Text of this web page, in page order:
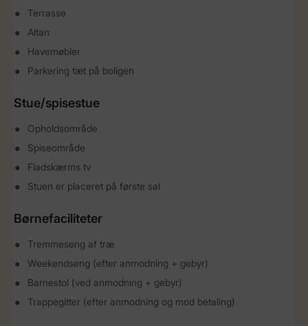
Terrasse
Altan
Havemøbler
Parkering tæt på boligen
Stue/spisestue
Opholdsområde
Spiseområde
Fladskærms tv
Stuen er placeret på første sal
Børnefaciliteter
Tremmeseng af træ
Weekendseng (efter anmodning + gebyr)
Barnestol (ved anmodning + gebyr)
Trappegitter (efter anmodning og mod betaling)